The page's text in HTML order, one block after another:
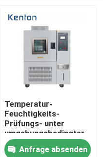
Temperatur-
Feuchtigkeits-
Prüfungs- unter
umgebungsbedingter
Klima-Test-Kammer
Anfrage absenden